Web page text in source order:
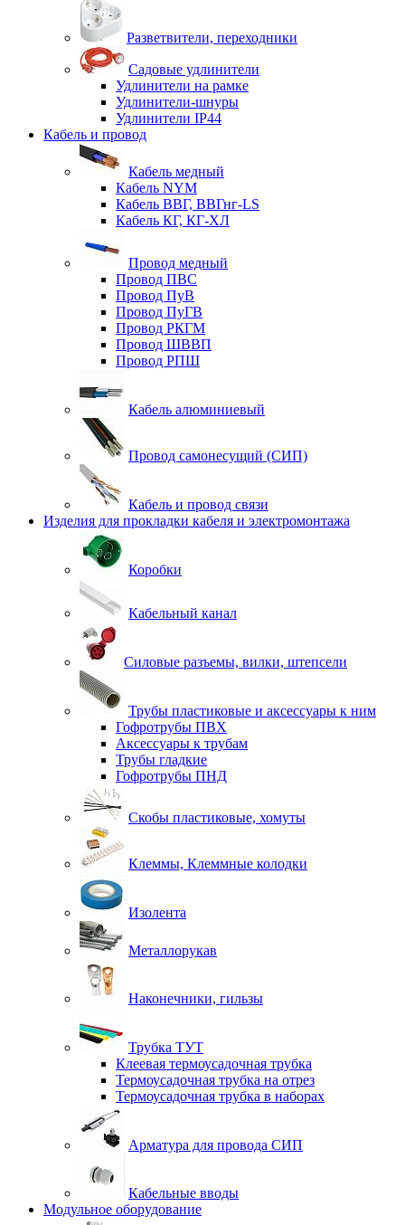
Разветвители, переходники
Садовые удлинители
Удлинители на рамке
Удлинители-шнуры
Удлинители IP44
Кабель и провод
Кабель медный
Кабель NYM
Кабель ВВГ, ВВГнг-LS
Кабель КГ, КГ-ХЛ
Провод медный
Провод ПВС
Провод ПуВ
Провод ПуГВ
Провод РКГМ
Провод ШВВП
Провод РПШ
Кабель алюминиевый
Провод самонесущий (СИП)
Кабель и провод связи
Изделия для прокладки кабеля и электромонтажа
Коробки
Кабельный канал
Силовые разъемы, вилки, штепсели
Трубы пластиковые и аксессуары к ним
Гофротрубы ПВХ
Аксессуары к трубам
Трубы гладкие
Гофротрубы ПНД
Скобы пластиковые, хомуты
Клеммы, Клеммные колодки
Изолента
Металлорукав
Наконечники, гильзы
Трубка ТУТ
Клеевая термоусадочная трубка
Термоусадочная трубка на отрез
Термоусадочная трубка в наборах
Арматура для провода СИП
Кабельные вводы
Модульное оборудование